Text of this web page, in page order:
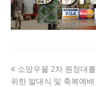
previous
post:
소망우물 2차 원정대를
위한 발대식 및 축복예배